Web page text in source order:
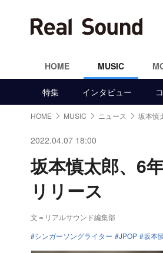
HOME MUSIC
特集 インタビュー
HOME MUSIC ニュース 坂本慎
2022.04.07 18:00
坂本慎太郎、6
リリース
文＝リアルサウンド編集部
シンガーソングライター
JPOP 坂本